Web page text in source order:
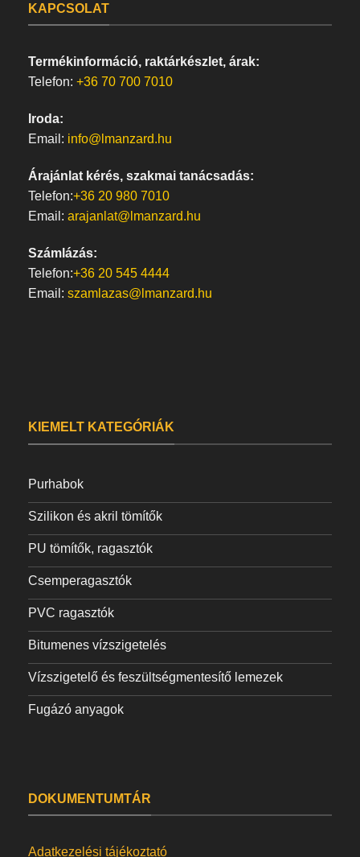
KAPCSOLAT
Termékinformáció, raktárkészlet, árak:
Telefon: +36 70 700 7010
Iroda:
Email: info@lmanzard.hu
Árajánlat kérés, szakmai tanácsadás:
Telefon:+36 20 980 7010
Email: arajanlat@lmanzard.hu
Számlázás:
Telefon:+36 20 545 4444
Email: szamlazas@lmanzard.hu
KIEMELT KATEGÓRIÁK
Purhabok
Szilikon és akril tömítők
PU tömítők, ragasztók
Csemperagasztók
PVC ragasztók
Bitumenes vízszigetelés
Vízszigetelő és feszültségmentesítő lemezek
Fugázó anyagok
DOKUMENTUMTÁR
Adatkezelési tájékoztató